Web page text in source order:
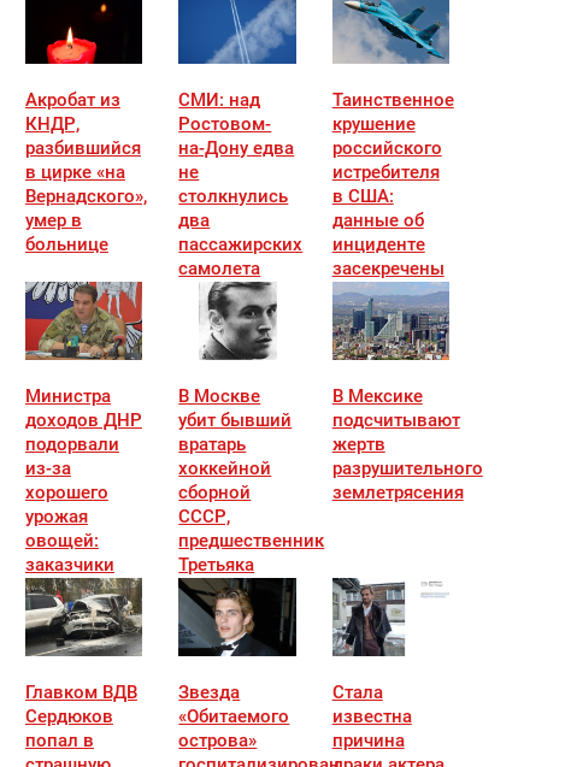
Акробат из
КНДР,
разбившийся
в цирке «на
Вернадского»,
умер в
больнице
СМИ: над
Ростовом-
на-Дону едва
не
столкнулись
два
пассажирских
самолета
Таинственное
крушение
российского
истребителя
в США:
данные об
инциденте
засекречены
Министра
доходов ДНР
подорвали
из-за
хорошего
урожая
овощей:
заказчики
известны
В Москве
убит бывший
вратарь
хоккейной
сборной
СССР,
предшественник
Третьяка
В Мексике
подсчитывают
жертв
разрушительного
землетрясения
Главком ВДВ
Сердюков
попал в
Звезда
«Обитаемого
острова»
Стала
известна
причина